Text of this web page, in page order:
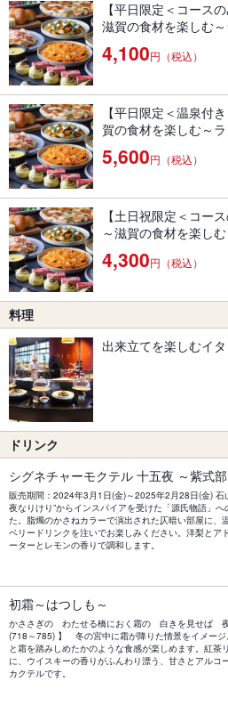
【平日限定＜コース
滋賀の食材を楽しむ
4,100円（税込）
【平日限定＜温泉付
賀の食材を楽しむ～
5,600円（税込）
【土日祝限定＜コー
～滋賀の食材を楽し
4,300円（税込）
料理
出来立てを楽しむイ
ドリンク
シグネチャーモクテル 十五夜 ～紫式部
販売期間：2024年3月1日(金)～2025年2月28日(金) 石
夜なりけり”からインスパイアを受けた「源氏物語」へ
た。脂燭のかさねカラーで演出された仄暗い部屋に、
ベリードリンクを注いでお楽しみください。洋梨とア
ーターとレモンの香りで調和します。
初霜～はつしも～
かささぎの わたせる橋におく霜の 白きを見せば
(718～785) 】 冬の宮中に霜が降りた情景をイメー
と霜を踏みしめたかのような食感が楽しめます。紅茶
に、ウイスキーの香りがふんわり漂う、甘さとアルコ
カクテルです。